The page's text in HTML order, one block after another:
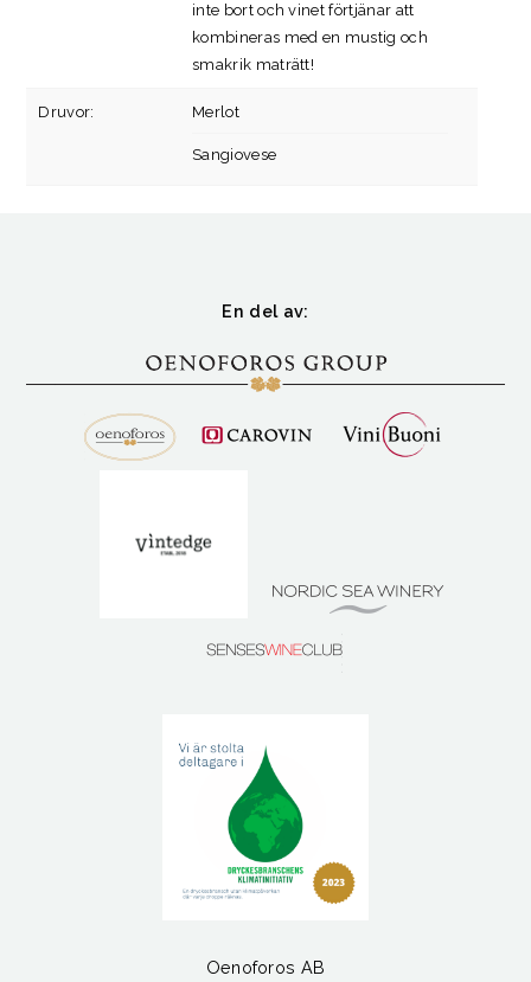
inte bort och vinet förtjänar att
kombineras med en mustig och
smakrik maträtt!
Druvor: Merlot
Sangiovese
En del av:
Oenoforos AB